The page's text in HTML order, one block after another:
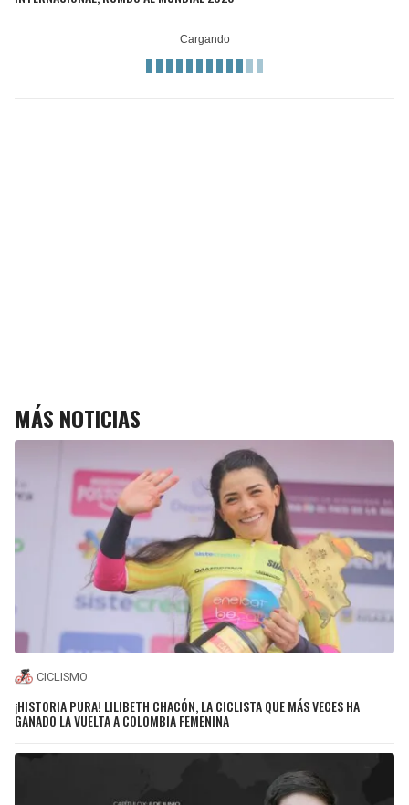
MÁS NOTICIAS
CICLISMO
¡HISTORIA PURA! LILIBETH CHACÓN, LA CICLISTA QUE MÁS VECES HA
GANADO LA VUELTA A COLOMBIA FEMENINA